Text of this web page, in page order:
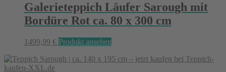
Galerieteppich Läufer Sarough mit
Bordüre Rot ca. 80 x 300 cm
1499,99 € Produkt ansehen